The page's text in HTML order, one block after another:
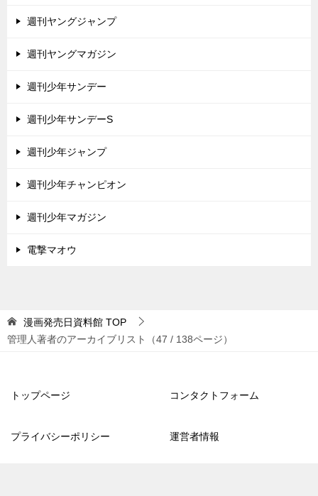
週刊ヤングジャンプ
週刊ヤングマガジン
週刊少年サンデー
週刊少年サンデーS
週刊少年ジャンプ
週刊少年チャンピオン
週刊少年マガジン
電撃マオウ
漫画発売日資料館 TOP
管理人著者のアーカイブリスト（47 / 138ページ）
トップページ コンタクトフォーム
プライバシーポリシー 運営者情報